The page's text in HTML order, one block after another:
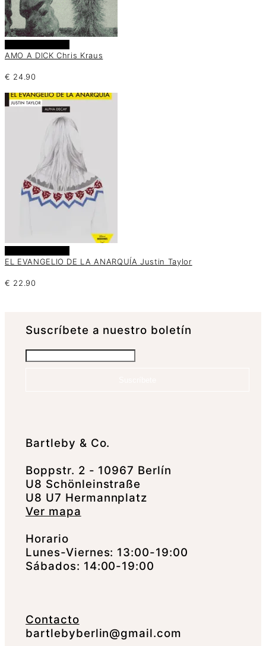
AMO A DICK Chris Kraus
€ 24.90
EL EVANGELIO DE LA ANARQUÍA Justin Taylor
€ 22.90
Suscrí­bete a nuestro boletín
Bartleby & Co.
Boppstr. 2 - 10967 Berlín
U8 Schönleinstraße
U8 U7 Hermannplatz
Ver mapa
Horario
Lunes-Viernes: 13:00-19:00
Sábados: 14:00-19:00
Contacto
bartlebyberlin@gmail.com